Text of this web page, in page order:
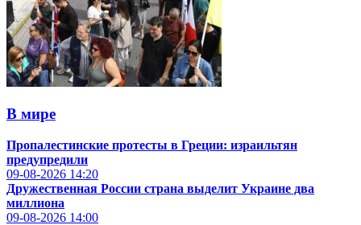
В мире
Пропалестинские протесты в Греции: израильтян
предупредили
09-08-2026 14:20
Дружественная России страна выделит Украине два
миллиона
09-08-2026 14:00